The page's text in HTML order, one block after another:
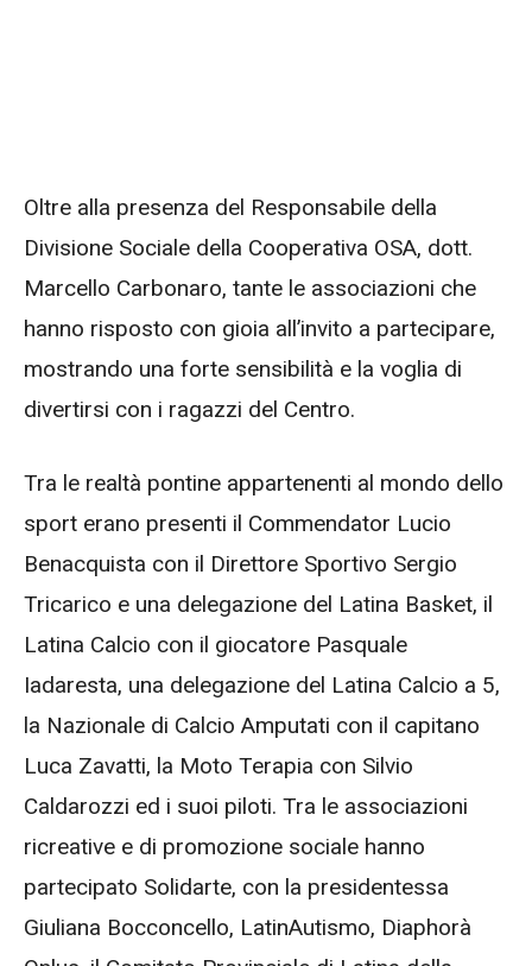
Oltre alla presenza del Responsabile della
Divisione Sociale della Cooperativa OSA, dott.
Marcello Carbonaro, tante le associazioni che
hanno risposto con gioia all’invito a partecipare,
mostrando una forte sensibilità e la voglia di
divertirsi con i ragazzi del Centro.
Tra le realtà pontine appartenenti al mondo dello
sport erano presenti il Commendator Lucio
Benacquista con il Direttore Sportivo Sergio
Tricarico e una delegazione del Latina Basket, il
Latina Calcio con il giocatore Pasquale
Iadaresta, una delegazione del Latina Calcio a 5,
la Nazionale di Calcio Amputati con il capitano
Luca Zavatti, la Moto Terapia con Silvio
Caldarozzi ed i suoi piloti. Tra le associazioni
ricreative e di promozione sociale hanno
partecipato Solidarte, con la presidentessa
Giuliana Bocconcello, LatinAutismo, Diaphorà